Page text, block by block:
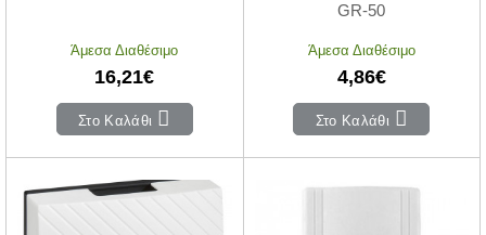
Άμεσα Διαθέσιμο
16,21€
Στο Καλάθι
GR-50
Άμεσα Διαθέσιμο
4,86€
Στο Καλάθι